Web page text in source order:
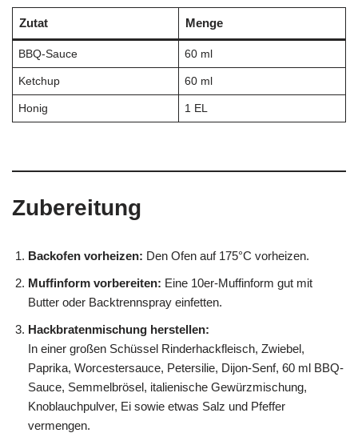
Zutat Menge
BBQ-Sauce 60 ml
Ketchup 60 ml
Honig 1 EL
Zubereitung
Backofen vorheizen: Den Ofen auf 175°C vorheizen.
Muffinform vorbereiten: Eine 10er-Muffinform gut mit
Butter oder Backtrennspray einfetten.
Hackbratenmischung herstellen:
In einer großen Schüssel Rinderhackfleisch, Zwiebel,
Paprika, Worcestersauce, Petersilie, Dijon-Senf, 60 ml BBQ-
Sauce, Semmelbrösel, italienische Gewürzmischung,
Knoblauchpulver, Ei sowie etwas Salz und Pfeffer
vermengen.